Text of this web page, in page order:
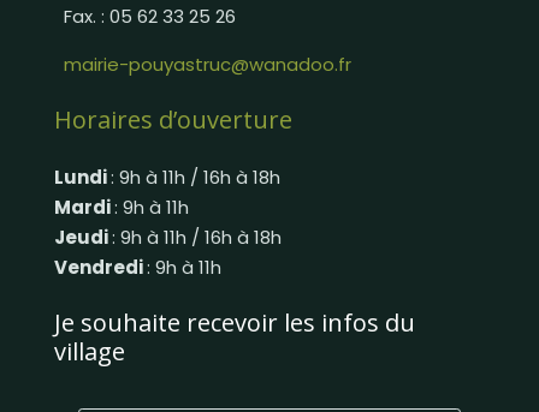
Fax. : 05 62 33 25 26
mairie-pouyastruc@wanadoo.fr
Horaires d’ouverture
Lundi: 9h à 11h / 16h à 18h
Mardi: 9h à 11h
Jeudi: 9h à 11h / 16h à 18h
Vendredi: 9h à 11h
Je souhaite recevoir les infos du
village